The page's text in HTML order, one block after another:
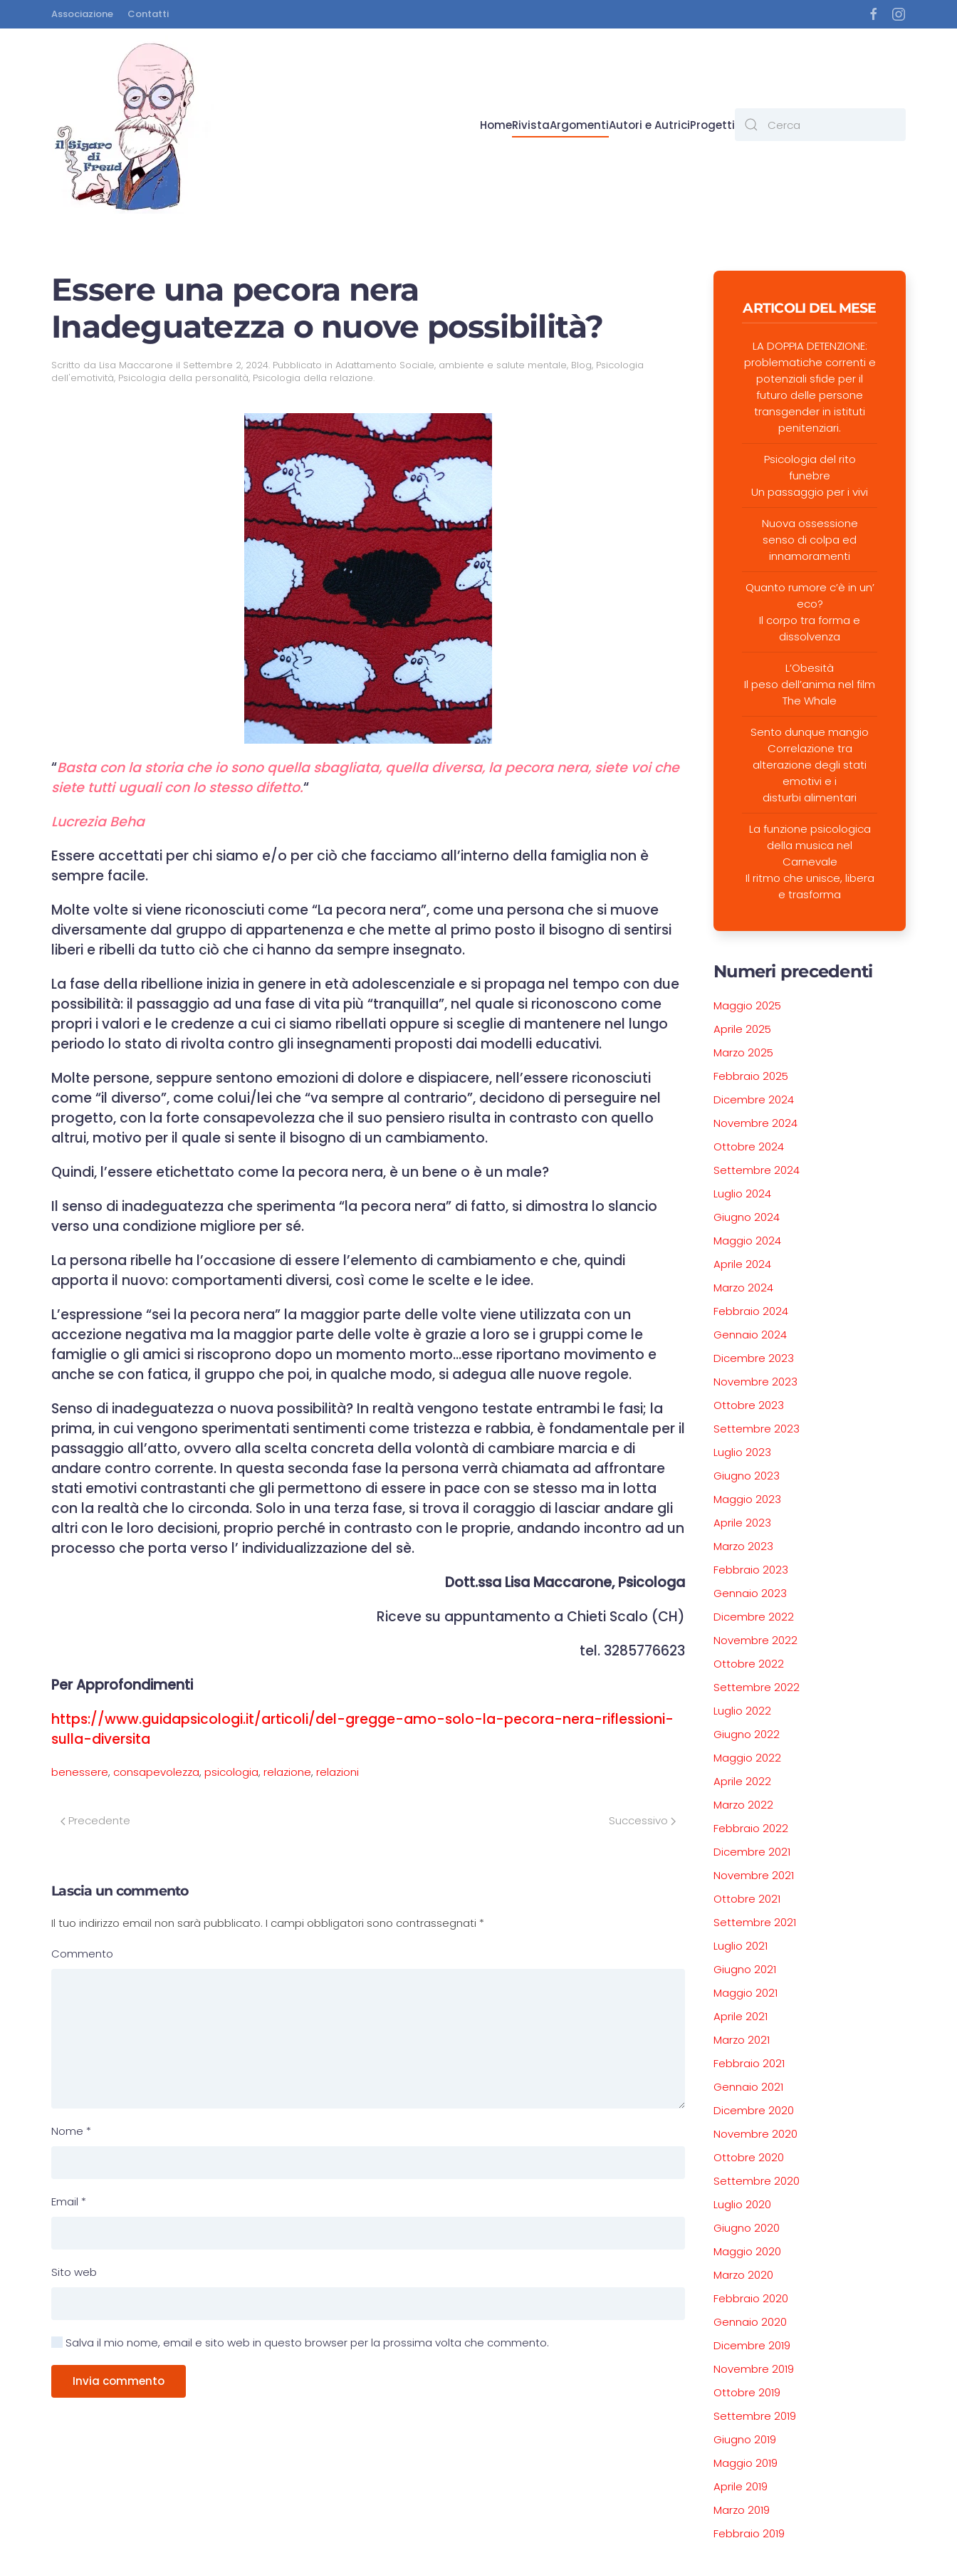
Associazione Contatti
HomeRivistaArgomentiAutori e AutriciProgetti
Essere una pecora nera
Inadeguatezza o nuove possibilità?
Scritto da Lisa Maccarone il Settembre 2, 2024. Pubblicato in Adattamento Sociale, ambiente e salute mentale, Blog, Psicologia
dell'emotività, Psicologia della personalità, Psicologia della relazione.
“Basta con la storia che io sono quella sbagliata, quella diversa, la pecora nera, siete voi che
siete tutti uguali con lo stesso difetto.“
Lucrezia Beha
Essere accettati per chi siamo e/o per ciò che facciamo all’interno della famiglia non è
sempre facile.
Molte volte si viene riconosciuti come “La pecora nera”, come una persona che si muove
diversamente dal gruppo di appartenenza e che mette al primo posto il bisogno di sentirsi
liberi e ribelli da tutto ciò che ci hanno da sempre insegnato.
La fase della ribellione inizia in genere in età adolescenziale e si propaga nel tempo con due
possibilità: il passaggio ad una fase di vita più “tranquilla”, nel quale si riconoscono come
propri i valori e le credenze a cui ci siamo ribellati oppure si sceglie di mantenere nel lungo
periodo lo stato di rivolta contro gli insegnamenti proposti dai modelli educativi.
Molte persone, seppure sentono emozioni di dolore e dispiacere, nell’essere riconosciuti
come “il diverso”, come colui/lei che “va sempre al contrario”, decidono di perseguire nel
progetto, con la forte consapevolezza che il suo pensiero risulta in contrasto con quello
altrui, motivo per il quale si sente il bisogno di un cambiamento.
Quindi, l’essere etichettato come la pecora nera, è un bene o è un male?
Il senso di inadeguatezza che sperimenta “la pecora nera” di fatto, si dimostra lo slancio
verso una condizione migliore per sé.
La persona ribelle ha l’occasione di essere l’elemento di cambiamento e che, quindi
apporta il nuovo: comportamenti diversi, così come le scelte e le idee.
L’espressione “sei la pecora nera” la maggior parte delle volte viene utilizzata con un
accezione negativa ma la maggior parte delle volte è grazie a loro se i gruppi come le
famiglie o gli amici si riscoprono dopo un momento morto…esse riportano movimento e
anche se con fatica, il gruppo che poi, in qualche modo, si adegua alle nuove regole.
Senso di inadeguatezza o nuova possibilità? In realtà vengono testate entrambi le fasi; la
prima, in cui vengono sperimentati sentimenti come tristezza e rabbia, è fondamentale per il
passaggio all’atto, ovvero alla scelta concreta della volontà di cambiare marcia e di
andare contro corrente. In questa seconda fase la persona verrà chiamata ad affrontare
stati emotivi contrastanti che gli permettono di essere in pace con se stesso ma in lotta
con la realtà che lo circonda. Solo in una terza fase, si trova il coraggio di lasciar andare gli
altri con le loro decisioni, proprio perché in contrasto con le proprie, andando incontro ad un
processo che porta verso l’ individualizzazione del sè.
Dott.ssa Lisa Maccarone, Psicologa
Riceve su appuntamento a Chieti Scalo (CH)
tel. 3285776623
Per Approfondimenti
https://www.guidapsicologi.it/articoli/del-gregge-amo-solo-la-pecora-nera-riflessioni-
sulla-diversita
benessere, consapevolezza, psicologia, relazione, relazioni
Precedente Successivo
Lascia un commento
Il tuo indirizzo email non sarà pubblicato. I campi obbligatori sono contrassegnati *
Commento
Nome *
Email *
Sito web
Salva il mio nome, email e sito web in questo browser per la prossima volta che commento.
Invia commento
ARTICOLI DEL MESE
LA DOPPIA DETENZIONE:
problematiche correnti e
potenziali sfide per il
futuro delle persone
transgender in istituti
penitenziari.
Psicologia del rito
funebre
Un passaggio per i vivi
Nuova ossessione
senso di colpa ed
innamoramenti
Quanto rumore c’è in un’
eco?
Il corpo tra forma e
dissolvenza
L’Obesità
Il peso dell’anima nel film
The Whale
Sento dunque mangio
Correlazione tra
alterazione degli stati
emotivi e i
disturbi alimentari
La funzione psicologica
della musica nel
Carnevale
Il ritmo che unisce, libera
e trasforma
Numeri precedenti
Maggio 2025
Aprile 2025
Marzo 2025
Febbraio 2025
Dicembre 2024
Novembre 2024
Ottobre 2024
Settembre 2024
Luglio 2024
Giugno 2024
Maggio 2024
Aprile 2024
Marzo 2024
Febbraio 2024
Gennaio 2024
Dicembre 2023
Novembre 2023
Ottobre 2023
Settembre 2023
Luglio 2023
Giugno 2023
Maggio 2023
Aprile 2023
Marzo 2023
Febbraio 2023
Gennaio 2023
Dicembre 2022
Novembre 2022
Ottobre 2022
Settembre 2022
Luglio 2022
Giugno 2022
Maggio 2022
Aprile 2022
Marzo 2022
Febbraio 2022
Dicembre 2021
Novembre 2021
Ottobre 2021
Settembre 2021
Luglio 2021
Giugno 2021
Maggio 2021
Aprile 2021
Marzo 2021
Febbraio 2021
Gennaio 2021
Dicembre 2020
Novembre 2020
Ottobre 2020
Settembre 2020
Luglio 2020
Giugno 2020
Maggio 2020
Marzo 2020
Febbraio 2020
Gennaio 2020
Dicembre 2019
Novembre 2019
Ottobre 2019
Settembre 2019
Giugno 2019
Maggio 2019
Aprile 2019
Marzo 2019
Febbraio 2019